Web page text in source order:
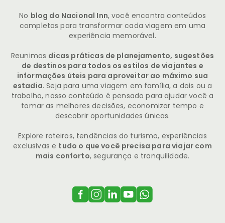
No blog do Nacional Inn, você encontra conteúdos
completos para transformar cada viagem em uma
experiência memorável.
Reunimos dicas práticas de planejamento, sugestões
de destinos para todos os estilos de viajantes e
informações úteis para aproveitar ao máximo sua
estadia. Seja para uma viagem em família, a dois ou a
trabalho, nosso conteúdo é pensado para ajudar você a
tomar as melhores decisões, economizar tempo e
descobrir oportunidades únicas.
Explore roteiros, tendências do turismo, experiências
exclusivas e tudo o que você precisa para viajar com
mais conforto, segurança e tranquilidade.